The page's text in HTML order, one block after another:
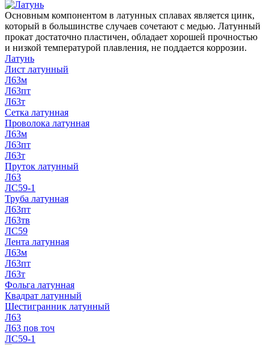
Основным компонентом в латунных сплавах является цинк,
который в большинстве случаев сочетают с медью. Латунный
прокат достаточно пластичен, обладает хорошей прочностью
и низкой температурой плавления, не поддается коррозии.
Латунь
Лист латунный
Л63м
Л63пт
Л63т
Сетка латунная
Проволока латунная
Л63м
Л63пт
Л63т
Пруток латунный
Л63
ЛС59-1
Труба латунная
Л63пт
Л63тв
ЛС59
Лента латунная
Л63м
Л63пт
Л63т
Фольга латунная
Квадрат латунный
Шестигранник латунный
Л63
Л63 пов точ
ЛС59-1